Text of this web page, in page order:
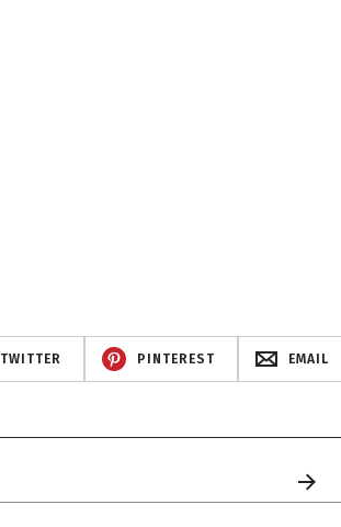
TWITTER PINTEREST EMAIL